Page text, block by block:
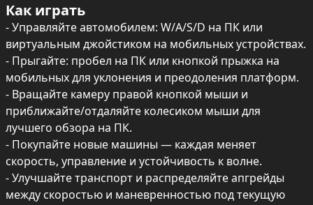
Как играть
- Управляйте автомобилем: W/A/S/D на ПК или
виртуальным джойстиком на мобильных устройствах.
- Прыгайте: пробел на ПК или кнопкой прыжка на
мобильных для уклонения и преодоления платформ.
- Вращайте камеру правой кнопкой мыши и
приближайте/отдаляйте колесиком мыши для
лучшего обзора на ПК.
- Покупайте новые машины — каждая меняет
скорость, управление и устойчивость к волне.
- Улучшайте транспорт и распределяйте апгрейды
между скоростью и маневренностью под текущую